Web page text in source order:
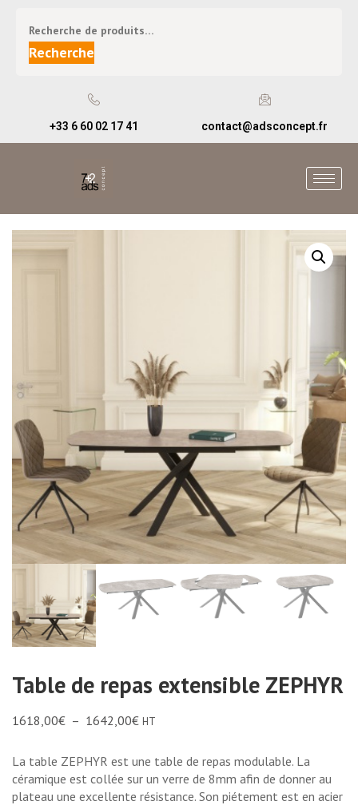
Recherche
+33 6 60 02 17 41 contact@adsconcept.fr
Table de repas extensible ZEPHYR
1618,00€ – 1642,00€ HT
La table ZEPHYR est une table de repas modulable. La
céramique est collée sur un verre de 8mm afin de donner au
plateau une excellente résistance. Son piétement est en acier